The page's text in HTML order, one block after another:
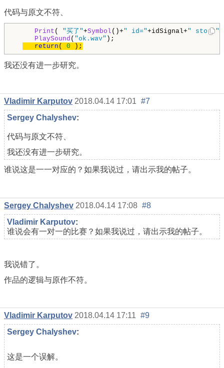
代码与原文不符、
Print ( "买了"+Symbol ()+" id="+idSignal+" stop="
PlaySound ( "ok.wav" );
return ( 0 );
我还没有进一步研究。
Vladimir Karputov 2018.04.14 17:01 #7
Sergey Chalyshev:
代码与原文不符、
我还没有进一步研究。
谁说这是一一对应的？如果我说过，请出示我的帖子。
Sergey Chalyshev 2018.04.14 17:08 #8
Vladimir Karputov:
谁说会有一对一的比赛？如果我说过，请出示我的帖子。
我说错了。
作品的逻辑与原作不符。
Vladimir Karputov 2018.04.14 17:11 #9
Sergey Chalyshev:
这是一个误解。